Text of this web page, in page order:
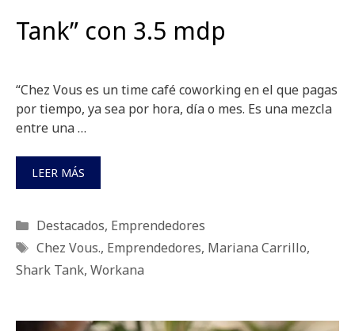
Tank” con 3.5 mdp
“Chez Vous es un time café coworking en el que pagas
por tiempo, ya sea por hora, día o mes. Es una mezcla
entre una …
LEER MÁS
Categorías
Destacados, Emprendedores
Etiquetas
Chez Vous., Emprendedores, Mariana Carrillo,
Shark Tank, Workana